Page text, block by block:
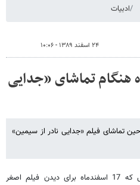
ادبیات
۲۴ اسفند ۱۳۸۹ - ۱۰:۰۶
هنگام تماشای «جدایی
خالق رمان «قطار 57» در حین تماشای فیلم «جدایی نادر از سیمین»
به گزارش خبرآنلاین، این داستان‌نویس که 17 اسفندماه برای دیدن فیلم اصغر